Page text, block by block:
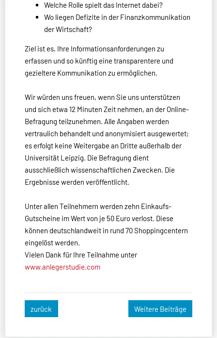
Welche Rolle spielt das Internet dabei?
Wo liegen Defizite in der Finanzkommunikation
der Wirtschaft?
Ziel ist es, Ihre Informationsanforderungen zu
erfassen und so künftig eine transparentere und
gezieltere Kommunikation zu ermöglichen.
Wir würden uns freuen, wenn Sie uns unterstützen
und sich etwa 12 Minuten Zeit nehmen, an der Online-
Befragung teilzunehmen. Alle Angaben werden
vertraulich behandelt und anonymisiert ausgewertet;
es erfolgt keine Weitergabe an Dritte außerhalb der
Universität Leipzig. Die Befragung dient
ausschließlich wissenschaftlichen Zwecken. Die
Ergebnisse werden veröffentlicht.
Unter allen Teilnehmern werden zehn Einkaufs-
Gutscheine im Wert von je 50 Euro verlost. Diese
können deutschlandweit in rund 70 Shoppingcentern
eingelöst werden.
Vielen Dank für Ihre Teilnahme unter
www.anlegerstudie.com
zurück Weitere Beiträge